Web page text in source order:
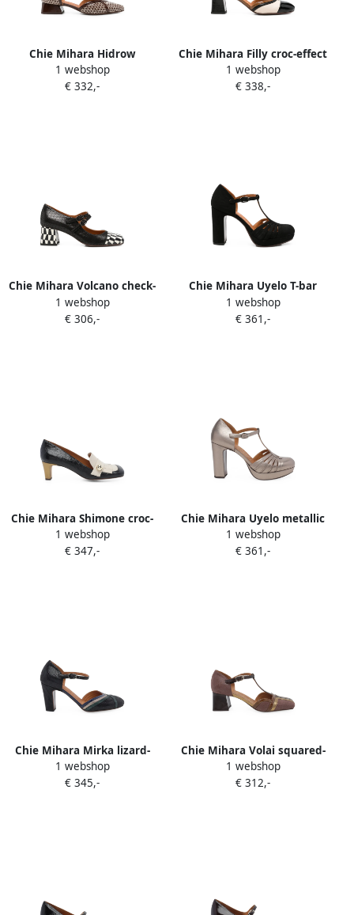
Chie Mihara Hidrow
geometric-print T-bar
pumps Bruin
1 webshop
€ 332,-
Chie Mihara Filly croc-effect
T-bar pumps Zwart
1 webshop
€ 338,-
Chie Mihara Volcano check-
pattern double-strap
pumps Zwart
1 webshop
€ 306,-
Chie Mihara Uyelo T-bar
platform pumps Zwart
1 webshop
€ 361,-
Chie Mihara Shimone croc-
effect pumps Zwart
1 webshop
€ 347,-
Chie Mihara Uyelo metallic
pumps
1 webshop
€ 361,-
Chie Mihara Mirka lizard-
effect pumps Zwart
1 webshop
€ 345,-
Chie Mihara Volai squared-
toe pumps Bruin
1 webshop
€ 312,-